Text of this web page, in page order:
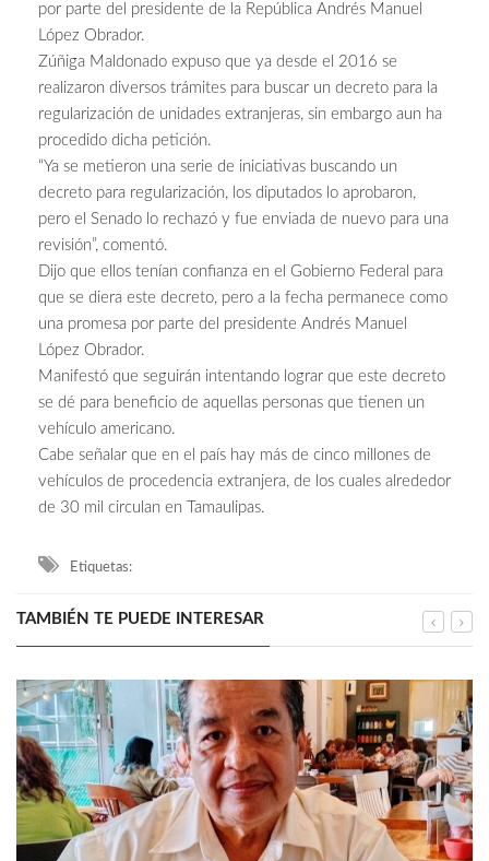
por parte del presidente de la República Andrés Manuel
López Obrador.
Zúñiga Maldonado expuso que ya desde el 2016 se
realizaron diversos trámites para buscar un decreto para la
regularización de unidades extranjeras, sin embargo aun ha
procedido dicha petición.
“Ya se metieron una serie de iniciativas buscando un
decreto para regularización, los diputados lo aprobaron,
pero el Senado lo rechazó y fue enviada de nuevo para una
revisión”, comentó.
Dijo que ellos tenían confianza en el Gobierno Federal para
que se diera este decreto, pero a la fecha permanece como
una promesa por parte del presidente Andrés Manuel
López Obrador.
Manifestó que seguirán intentando lograr que este decreto
se dé para beneficio de aquellas personas que tienen un
vehículo americano.
Cabe señalar que en el país hay más de cinco millones de
vehículos de procedencia extranjera, de los cuales alrededor
de 30 mil circulan en Tamaulipas.
Etiquetas:
TAMBIÉN TE PUEDE INTERESAR